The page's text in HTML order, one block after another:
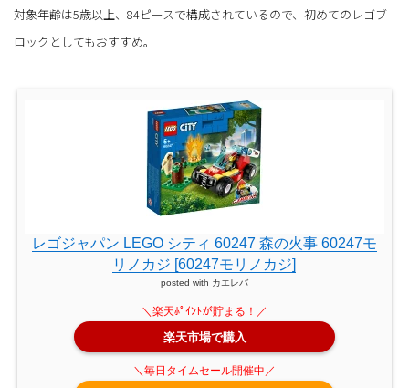
対象年齢は5歳以上、84ピースで構成されているので、初めてのレゴブ
ロックとしてもおすすめ。
レゴジャパン LEGO シティ 60247 森の火事 60247モ
リノカジ [60247モリノカジ]
posted with カエレバ
楽天市場で購入